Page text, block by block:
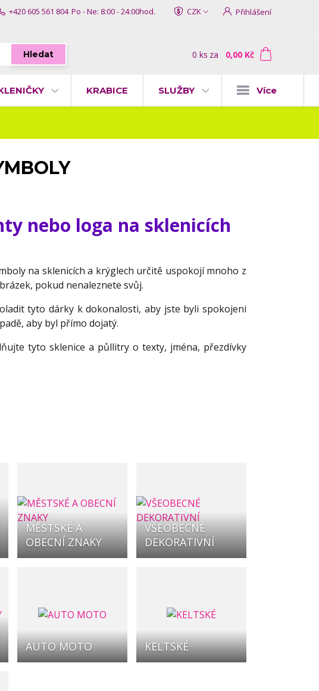
CZK Přihlášení
Hledat
+420 605 561 804 Po - Ne: 8:00 - 24:00hod.
0 ks za 0,00 Kč
KRABICE SLUŽBY Více
nebo loga na sklenicích
na sklenicích a krýglech určitě uspokojí mnoho z
pokud nenaleznete svůj.
tyto dárky k dokonalosti, aby jste byli spokojeni
aby byl přímo dojatý.
tyto sklenice a půllitry o texty, jména, přezdívky
MĚSTSKÉ A
OBECNÍ ZNAKY
VŠEOBECNÉ
DEKORATIVNÍ
AUTO MOTO KELTSKÉ